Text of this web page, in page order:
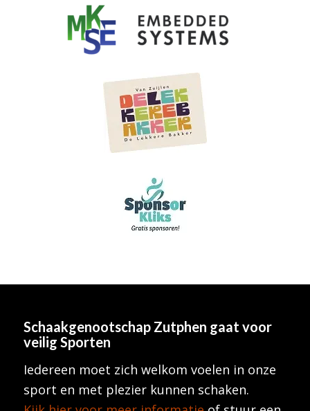
Schaakgenootschap Zutphen gaat voor
veilig Sporten
Iedereen moet zich welkom voelen in onze
sport en met plezier kunnen schaken.